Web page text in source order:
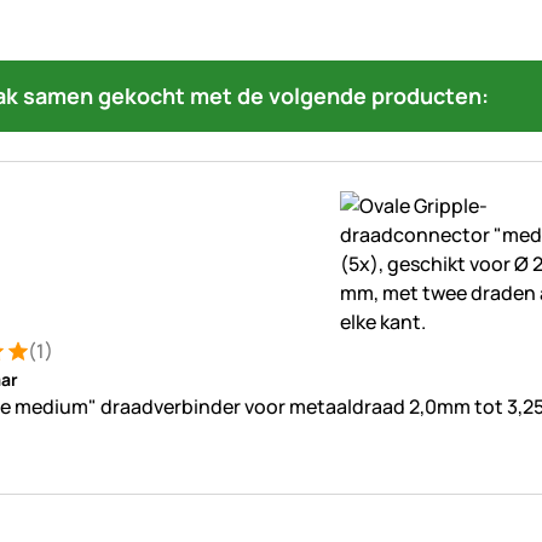
samen gekocht met de volgende producten:
5 van 5 (1 beoordelingen)
(1)
medium" draadverbinder voor metaaldraad 2,0mm tot